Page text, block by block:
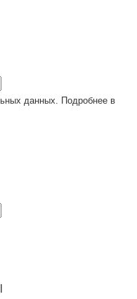
данных. Подробнее в